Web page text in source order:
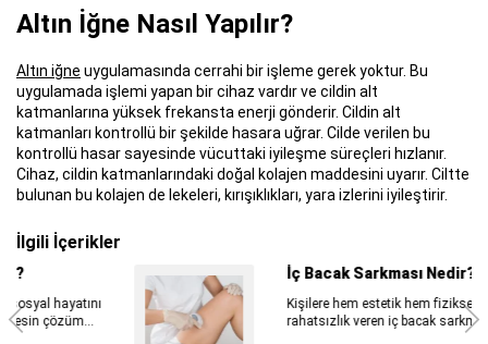
Altın İğne Nasıl Yapılır?
Altın iğne uygulamasında cerrahi bir işleme gerek yoktur. Bu
uygulamada işlemi yapan bir cihaz vardır ve cildin alt
katmanlarına yüksek frekansta enerji gönderir. Cildin alt
katmanları kontrollü bir şekilde hasara uğrar. Cilde verilen bu
kontrollü hasar sayesinde vücuttaki iyileşme süreçleri hızlanır.
Cihaz, cildin katmanlarındaki doğal kolajen maddesini uyarır. Ciltte
bulunan bu kolajen de lekeleri, kırışıklıkları, yara izlerini iyileştirir.
İlgili İçerikler
İç Bacak Sarkması Nedir?
Kişilere hem estetik hem fiziksel açıdan
rahatsızlık veren iç bacak sarkması...